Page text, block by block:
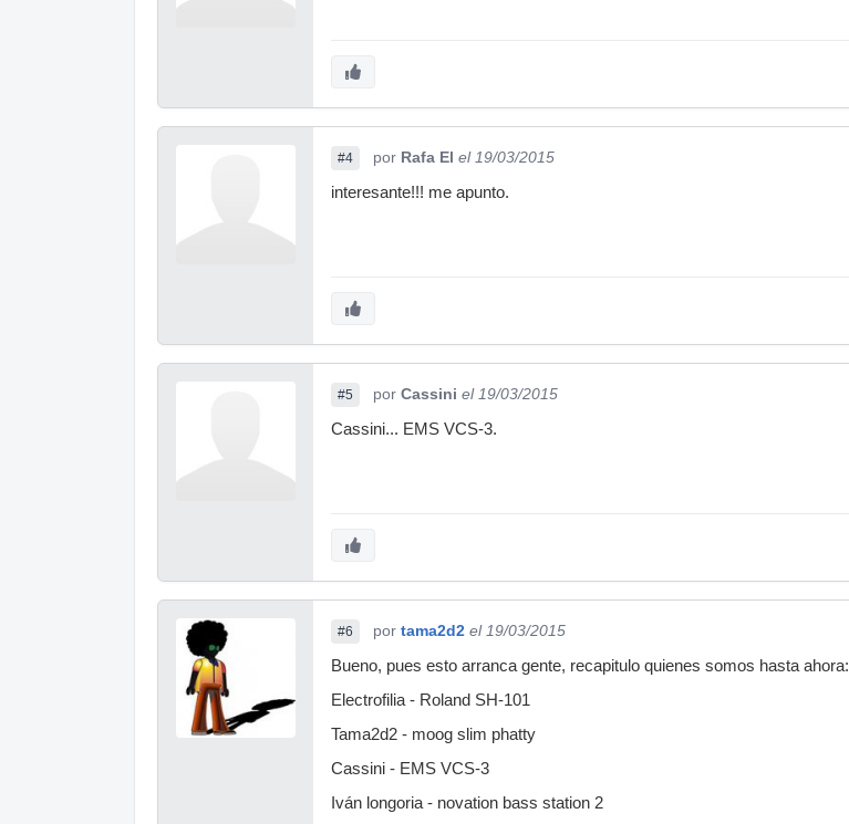
#4 por Rafa El el 19/03/2015
interesante!!! me apunto.
#5 por Cassini el 19/03/2015
Cassini... EMS VCS-3.
#6 por tama2d2 el 19/03/2015
Bueno, pues esto arranca gente, recapitulo quienes somos hasta ahora:
Electrofilia - Roland SH-101
Tama2d2 - moog slim phatty
Cassini - EMS VCS-3
Iván longoria - novation bass station 2